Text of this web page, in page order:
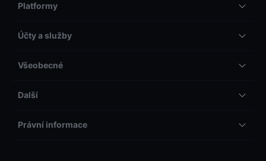
Platformy
Účty a služby
Všeobecné
Další
Právní informace